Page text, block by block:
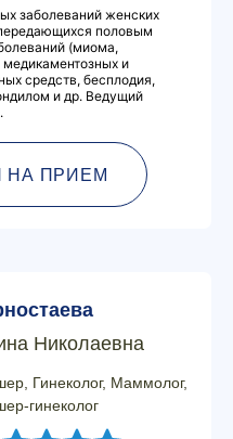
заболеваний женских
половым
(миома,
и
средств, бесплодия,
и др. Ведущий
НА ПРИЕМ
Николаевна
Гинеколог, Маммолог,
гинеколог